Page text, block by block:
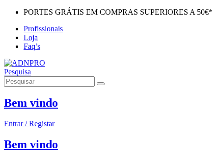
PORTES GRÁTIS EM COMPRAS SUPERIORES A 50€*
Profissionais
Loja
Faq’s
Pesquisa
Bem vindo
Entrar / Registar
Bem vindo